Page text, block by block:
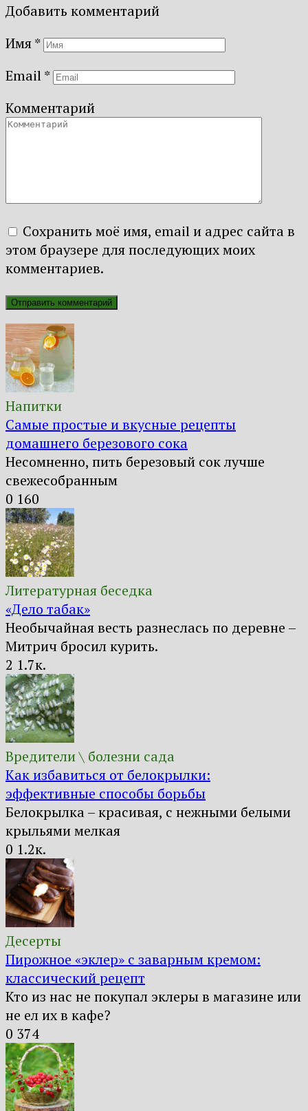
Добавить комментарий
Имя*
Email*
Комментарий
Сохранить моё имя, email и адрес сайта в
этом браузере для последующих моих
комментариев.
Напитки
Самые простые и вкусные рецепты
домашнего березового сока
Несомненно, пить березовый сок лучше
свежесобранным
0 160
Литературная беседка
«Дело табак»
Необычайная весть разнеслась по деревне –
Митрич бросил курить.
2 1.7к.
Вредители \ болезни сада
Как избавиться от белокрылки:
эффективные способы борьбы
Белокрылка – красивая, с нежными белыми
крыльями мелкая
0 1.2к.
Десерты
Пирожное «эклер» с заварным кремом:
классический рецепт
Кто из нас не покупал эклеры в магазине или
не ел их в кафе?
0 374